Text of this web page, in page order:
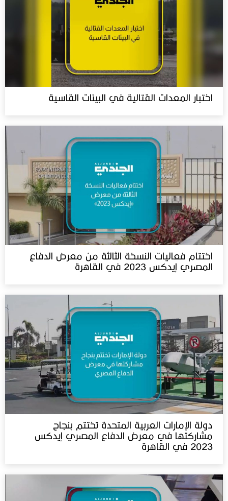
اختبار المعدات القتالية في البيئات القاسية
اختتام فعاليات النسخة الثالثة من معرض الدفاع
المصري إيدكس 2023 في القاهرة
دولة الإمارات العربية المتحدة تختتم بنجاح
مشاركتها في معرض الدفاع المصري إيدكس
2023 في القاهرة